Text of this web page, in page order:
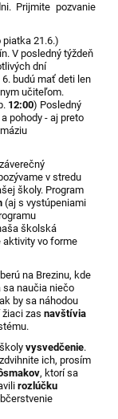
Prijmite pozvanie
piatka 21.6.)
V posledný týždeň
dní
budú mať deti len
učiteľom.
12:00) Posledný
pohody - aj preto
v stredu
školy. Program
(aj s vystúpeniami
školská
aktivity vo forme
na Brezinu, kde
sa naučia niečo
by sa náhodou
žiaci zasnavštívia
vysvedčenie.
ich, prosím
, ktorí sa
rozlúčku